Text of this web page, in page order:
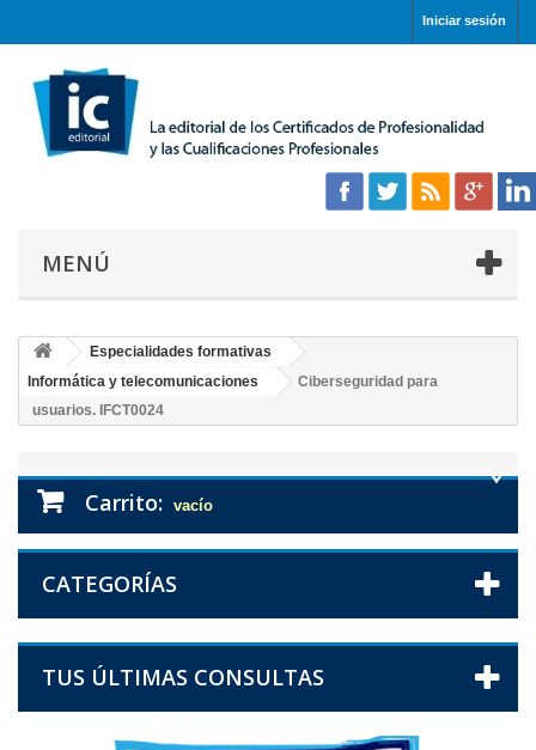
Iniciar sesión
MENÚ
Especialidades formativas
Informática y telecomunicaciones
Ciberseguridad para
usuarios. IFCT0024
Carrito: vacío
CATEGORÍAS
TUS ÚLTIMAS CONSULTAS